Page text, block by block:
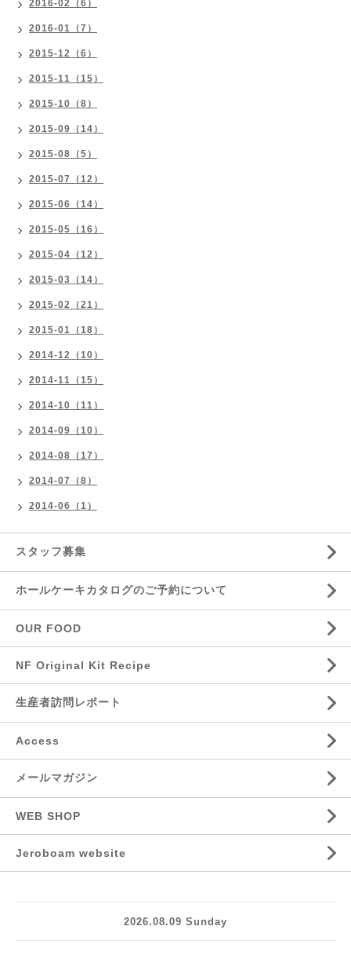
2016-02（6）
2016-01（7）
2015-12（6）
2015-11（15）
2015-10（8）
2015-09（14）
2015-08（5）
2015-07（12）
2015-06（14）
2015-05（16）
2015-04（12）
2015-03（14）
2015-02（21）
2015-01（18）
2014-12（10）
2014-11（15）
2014-10（11）
2014-09（10）
2014-08（17）
2014-07（8）
2014-06（1）
スタッフ募集
ホールケーキカタログのご予約について
OUR FOOD
NF Original Kit Recipe
生産者訪問レポート
Access
メールマガジン
WEB SHOP
Jeroboam website
2026.08.09 Sunday